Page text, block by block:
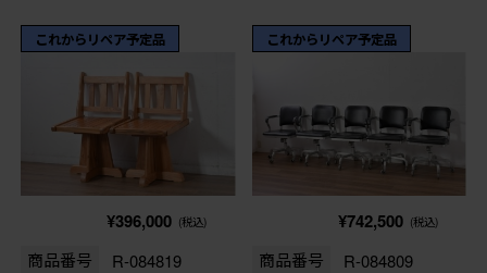
これからリペア予定品
¥396,000 (税込)
商品番号 R-084819
これからリペア予定品
¥742,500 (税込)
商品番号 R-084809